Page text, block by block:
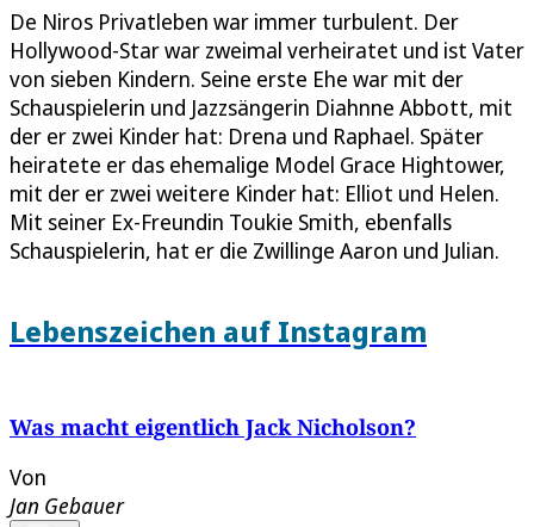
De Niros Privatleben war immer turbulent. Der
Hollywood-Star war zweimal verheiratet und ist Vater
von sieben Kindern. Seine erste Ehe war mit der
Schauspielerin und Jazzsängerin Diahnne Abbott, mit
der er zwei Kinder hat: Drena und Raphael. Später
heiratete er das ehemalige Model Grace Hightower,
mit der er zwei weitere Kinder hat: Elliot und Helen.
Mit seiner Ex-Freundin Toukie Smith, ebenfalls
Schauspielerin, hat er die Zwillinge Aaron und Julian.
Lebenszeichen auf Instagram
Was macht eigentlich Jack Nicholson?
Von
Jan Gebauer